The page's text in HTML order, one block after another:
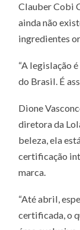
Clauber Cobi
ainda não
ingredientes
“A legislação
do Brasil. É
Dione
diretora da
beleza, ela
certificação
marca.
“Até abril,
certificada, o